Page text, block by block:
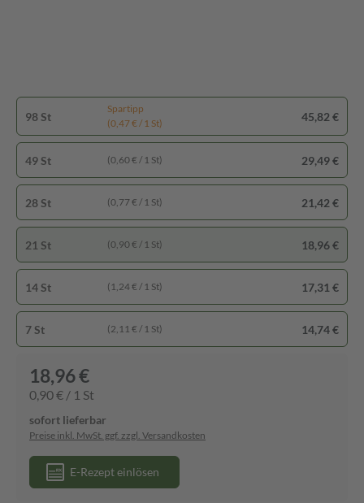
98 St
Spartipp
(0,47 € / 1 St)
45,82 €
49 St (0,60 € / 1 St) 29,49 €
28 St (0,77 € / 1 St) 21,42 €
21 St (0,90 € / 1 St) 18,96 €
14 St (1,24 € / 1 St) 17,31 €
7 St (2,11 € / 1 St) 14,74 €
18,96 €
0,90 € / 1 St
sofort lieferbar
Preise inkl. MwSt. ggf. zzgl. Versandkosten
E-Rezept einlösen